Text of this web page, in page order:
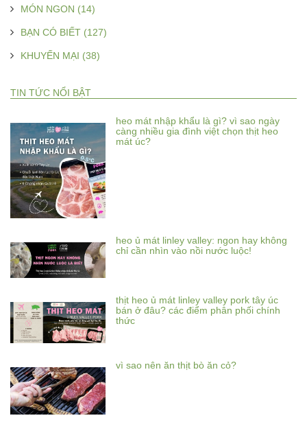
MÓN NGON (14)
BẠN CÓ BIẾT (127)
KHUYẾN MẠI (38)
TIN TỨC NỔI BẬT
heo mát nhập khẩu là gì? vì sao ngày
càng nhiều gia đình việt chọn thịt heo
mát úc?
heo ủ mát linley valley: ngon hay không
chỉ cần nhìn vào nồi nước luộc!
thịt heo ủ mát linley valley pork tây úc
bán ở đâu? các điểm phân phối chính
thức
vì sao nên ăn thịt bò ăn cỏ?